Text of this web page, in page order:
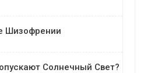
Шизофрении
Солнечный Свет?